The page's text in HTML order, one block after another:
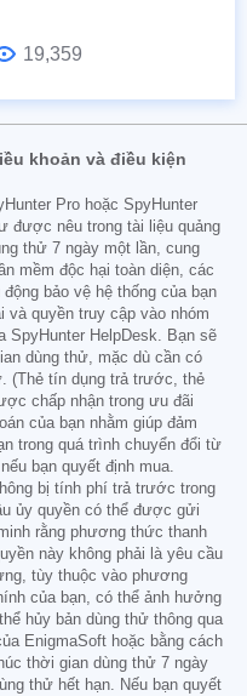
19,359
khoản và điều kiện
Pro hoặc SpyHunter
được nêu trong tài liệu quảng
thử 7 ngày một lần, cung
mềm độc hại toàn diện, các
bảo vệ hệ thống của bạn
và quyền truy cập vào nhóm
SpyHunter HelpDesk. Bạn sẽ
dùng thử, mặc dù cần có
(Thẻ tín dụng trả trước, thẻ
chấp nhận trong ưu đãi
của bạn nhằm giúp đảm
trong quá trình chuyển đổi từ
bạn quyết định mua.
bị tính phí trả trước trong
ủy quyền có thể được gửi
rằng phương thức thanh
này không phải là yêu cầu
tùy thuộc vào phương
của bạn, có thể ảnh hưởng
hủy bản dùng thử thông qua
EnigmaSoft hoặc bằng cách
thời gian dùng thử 7 ngày
thử hết hạn. Nếu bạn quyết